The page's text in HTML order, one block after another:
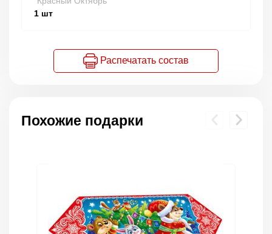
1 шт
Распечатать состав
Похожие подарки